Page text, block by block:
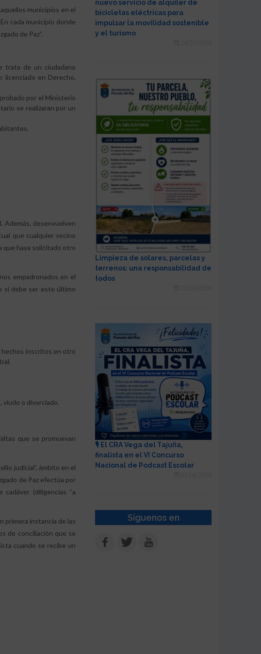
municipios en el
cada municipio donde
de Paz”.
trata de un ciudadano
licenciado en Derecho,
por el Ministerio
se realizaran por un
Además, desenvuelven
que cualquier vecino
que haya solicitado otro
empadronados en el
si debe ser este último
inscritos en otro
viudo o divorciado.
que se promuevan
judicial”, ámbito en el
de Paz efectúa por
(diligencias “a
primera instancia de las
de conciliación que se
cuando se recibe un
nuevo servicio de alquiler de
bicicletas eléctricas para
impulsar la movilidad sostenible
y el turismo
Limpieza de solares, parcelas y
terrenos: una responsabilidad de
todos
🎙️ El CRA Vega del Tajuña,
finalista en el VI Concurso
Nacional de Podcast Escolar
Síguenos en